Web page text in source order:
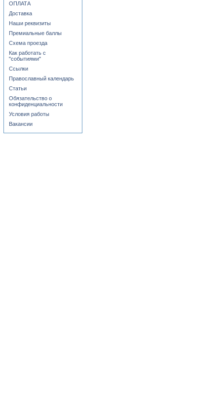
ОПЛАТА
Доставка
Наши реквизиты
Премиальные баллы
Схема проезда
Как работать с
"событиями"
Ссылки
Православный календарь
Статьи
Обязательство о
конфиденциальности
Условия работы
Вакансии